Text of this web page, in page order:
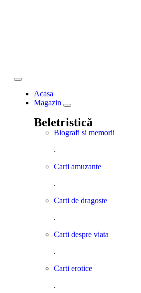
Acasa
Magazin
Beletristică
Biografi si memorii
.
Carti amuzante
.
Carti de dragoste
.
Carti despre viata
.
Carti erotice
.